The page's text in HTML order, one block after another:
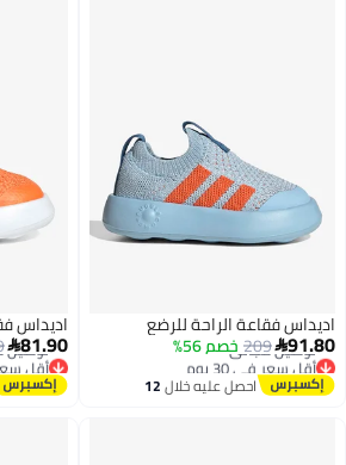
اديداس فقاعة الراحة للرضع
91.80
209 خصم 56%
أقل سعر في 30 يوم
توصيل مجاني
أقل سعر في 30 يوم
احصل عليه خلال12
اديداس
81.90
أقل
توصيل
أقل